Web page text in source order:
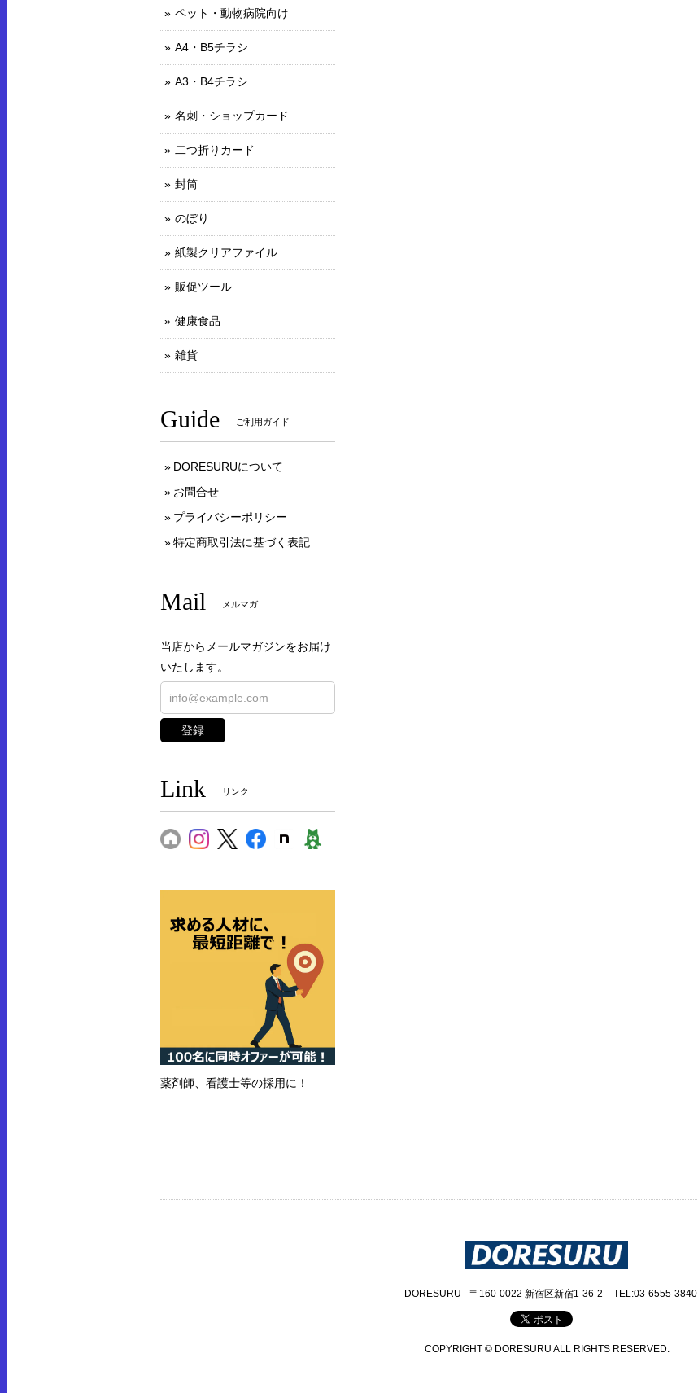
ペット・動物病院向け
A4・B5チラシ
A3・B4チラシ
名刺・ショップカード
二つ折りカード
封筒
のぼり
紙製クリアファイル
販促ツール
健康食品
雑貨
Guide ご利用ガイド
DORESURUについて
お問合せ
プライバシーポリシー
特定商取引法に基づく表記
Mail メルマガ
当店からメールマガジンをお届け
いたします。
登録
Link リンク
薬剤師、看護士等の採用に！
DORESURU 〒160-0022 新宿区新宿1-36-2 TEL:03-6555-3840
COPYRIGHT © DORESURU ALL RIGHTS RESERVED.